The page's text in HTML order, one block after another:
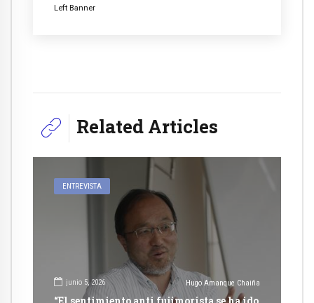
Left Banner
Related Articles
ENTREVISTA
junio 5, 2026 Hugo Amanque Chaiña